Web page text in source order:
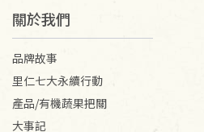
關於我們
品牌故事
里仁七大永續行動
產品/有機蔬果把關
大事記